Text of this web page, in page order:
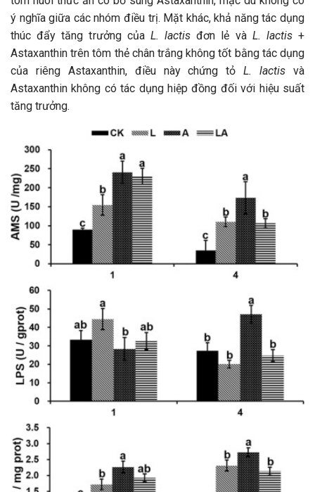
ý nghĩa giữa các nhóm điều trị. Mặt khác, khả năng tác dụng
thúc đẩy tăng trưởng của L. lactis đơn lẻ và L. lactis+
Astaxanthin trên tôm thẻ chân trắng không tốt bằng tác dụng
của riêng Astaxanthin, điều này chứng tỏL. lactis và
Astaxanthin không có tác dụng hiệp đồng đối với hiệu suất
tăng trưởng.